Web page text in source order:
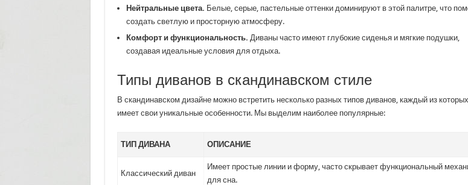
Нейтральные цвета. Белые, серые, пастельные оттенки доминируют в этой палитре, что
создать светлую и просторную атмосферу.
Комфорт и функциональность. Диваны часто имеют глубокие сиденья и мягкие подушки,
создавая идеальные условия для отдыха.
Типы диванов в скандинавском стиле
В скандинавском дизайне можно встретить несколько разных типов диванов, каждый из которых
имеет свои уникальные особенности. Мы выделим наиболее популярные:
ТИП ДИВАНА ОПИСАНИЕ
Классический диван
Имеет простые линии и форму, часто скрывает функциональный
для сна.